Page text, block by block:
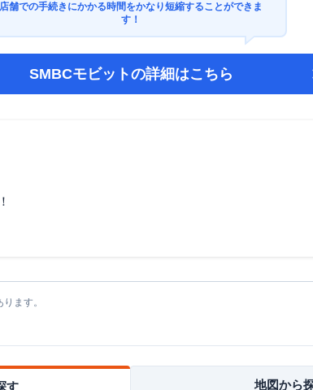
店舗での手続きにかかる時間をかなり短縮することができま
す！
SMBCモビットの詳細はこちら
ます。
す 地図から